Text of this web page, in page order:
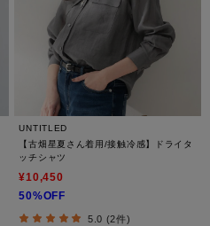
UNTITLED
【古畑星夏さん着用/接触冷感】ドライタ
ッチシャツ
¥10,450
50%OFF
5.0 (2件)